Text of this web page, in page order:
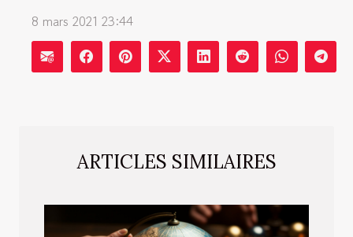
ARTICLES SIMILAIRES
8 mars 2021 23:44